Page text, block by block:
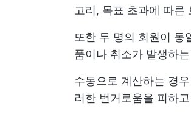
고리, 목표 초과에 따른
또한 두 명의 회원이 동
품이나 취소가 발생하
수동으로 계산하는 경
러한 번거로움을 피하